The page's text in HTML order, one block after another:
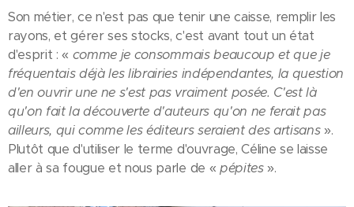
Son métier, ce n'est pas que tenir une caisse, remplir les
rayons, et gérer ses stocks, c'est avant tout un état
d'esprit : « comme je consommais beaucoup et que je
fréquentais déjà les librairies indépendantes, la question
d'en ouvrir une ne s'est pas vraiment posée. C'est là
qu'on fait la découverte d'auteurs qu'on ne ferait pas
ailleurs, qui comme les éditeurs seraient des artisans».
Plutôt que d'utiliser le terme d'ouvrage, Céline se laisse
aller à sa fougue et nous parle de « pépites».